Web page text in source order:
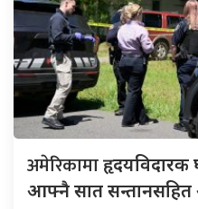
अमेरिकामाहृदयविदारक
आफ्नै सात सन्तानसहित